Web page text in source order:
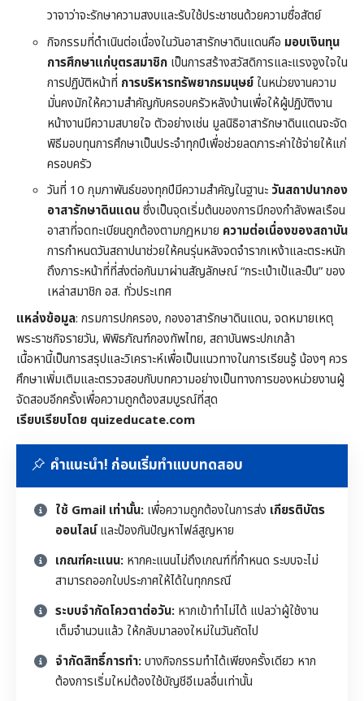
วาจาว่าจะรักษาความสงบและรับใช้ประชาชนด้วยความซื่อสัตย์
กิจกรรมที่ดำเนินต่อเนื่องในวันอาสารักษาดินแดนคือ มอบเงินทุน
การศึกษาแก่บุตรสมาชิกเป็นการสร้างสวัสดิการและแรงจูงใจใน
การปฏิบัติหน้าที่ การบริหารทรัพยากรมนุษย์ในหน่วยงานความ
มั่นคงมักให้ความสำคัญกับครอบครัวหลังบ้านเพื่อให้ผู้ปฏิบัติงาน
หน้างานมีความสบายใจ ตัวอย่างเช่น มูลนิธิอาสารักษาดินแดนจะจัด
พิธีมอบทุนการศึกษาเป็นประจำทุกปีเพื่อช่วยลดภาระค่าใช้จ่ายให้แก่
ครอบครัว
วันที่ 10 กุมภาพันธ์ของทุกปีมีความสำคัญในฐานะ วันสถาปนากอง
อาสารักษาดินแดนซึ่งเป็นจุดเริ่มต้นของการมีกองกำลังพลเรือน
อาสาที่จดทะเบียนถูกต้องตามกฎหมาย ความต่อเนื่องของสถาบัน
การกำหนดวันสถาปนาช่วยให้คนรุ่นหลังจดจำรากเหง้าและตระหนัก
ถึงภาระหน้าที่ที่ส่งต่อกันมาผ่านสัญลักษณ์ “กระเป๋าเป้และปืน” ของ
เหล่าสมาชิก อส. ทั่วประเทศ
แหล่งข้อมูล: กรมการปกครอง, กองอาสารักษาดินแดน, จดหมายเหตุ
พระราชกิจรายวัน, พิพิธภัณฑ์กองทัพไทย, สถาบันพระปกเกล้า
เนื้อหานี้เป็นการสรุปและวิเคราะห์เพื่อเป็นแนวทางในการเรียนรู้ น้องๆ ควร
ศึกษาเพิ่มเติมและตรวจสอบกับบทความอย่างเป็นทางการของหน่วยงานผู้
จัดสอบอีกครั้งเพื่อความถูกต้องสมบูรณ์ที่สุด
เรียบเรียบโดย quizeducate.com
คำแนะนำ! ก่อนเริ่มทำแบบทดสอบ
ใช้ Gmail เท่านั้น: เพื่อความถูกต้องในการส่ง เกียรติบัตร
ออนไลน์และป้องกันปัญหาไฟล์สูญหาย
เกณฑ์คะแนน: หากคะแนนไม่ถึงเกณฑ์ที่กำหนด ระบบจะไม่
สามารถออกใบประกาศให้ได้ในทุกกรณี
ระบบจำกัดโควตาต่อวัน: หากเข้าทำไม่ได้ แปลว่าผู้ใช้งาน
เต็มจำนวนแล้ว ให้กลับมาลองใหม่ในวันถัดไป
จำกัดสิทธิ์การทำ:บางกิจกรรมทำได้เพียงครั้งเดียว หาก
ต้องการเริ่มใหม่ต้องใช้บัญชีอีเมลอื่นเท่านั้น